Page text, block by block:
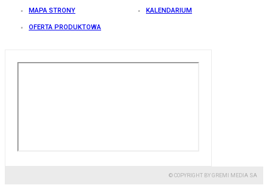
MAPA STRONY KALENDARIUM
OFERTA PRODUKTOWA
© COPYRIGHT BY GREMI MEDIA SA